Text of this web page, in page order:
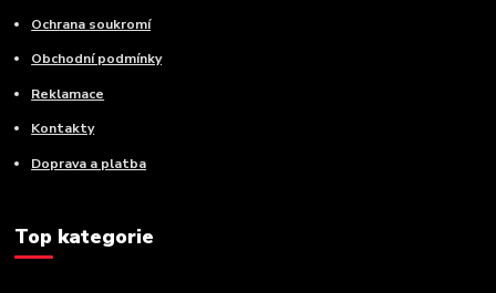
Ochrana soukromí
Obchodní podmínky
Reklamace
Kontakty
Doprava a platba
Top kategorie